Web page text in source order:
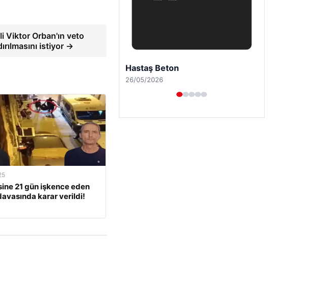
Viktor Orban'ın veto
istiyor →
21 gün işkence eden
karar verildi!
Hastaş Beton
26/05/2026